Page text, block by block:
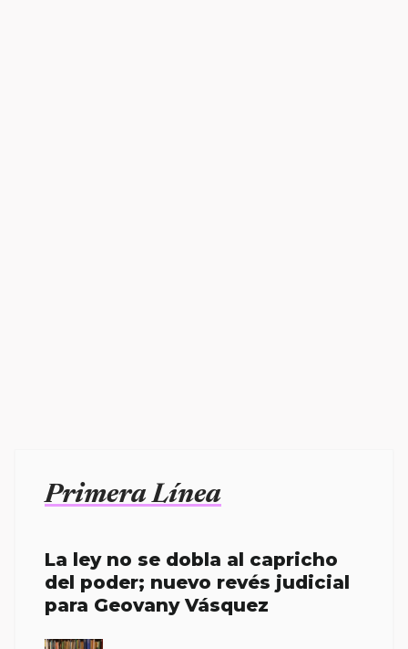
Primera Línea
La ley no se dobla al capricho
del poder; nuevo revés judicial
para Geovany Vásquez